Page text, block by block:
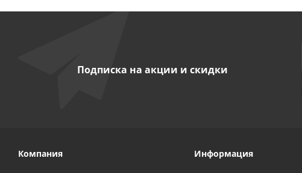
Подписка на акции и скидки
Компания Информация